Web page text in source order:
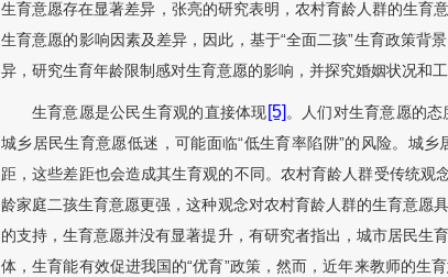
生育意愿存在显著差异，张亮的研究表明，农村育龄人群的生育
生育意愿的影响因素及差异，因此，基于“全面二孩”生育政策背
异，研究生育年龄限制感对生育意愿的影响，并探究婚姻状况和
生育意愿是公民生育观的直接体现[5]。人们对生育意愿的
城乡居民生育意愿低迷，可能面临“低生育率陷阱”的风险。城
距，这些差距也会造成其生育观的不同。农村育龄人群受传统观
龄家庭二孩生育意愿更强，这种观念对农村育龄人群的生育意愿
的支持，生育意愿并没有显著提升，有研究者指出，城市居民生
体，生育能有效促进我国的“优育”政策，然而，近年来教师的生